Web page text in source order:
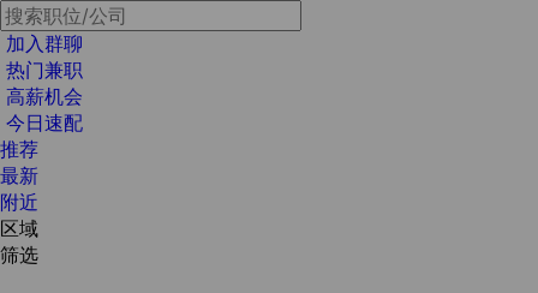
加入群聊
热门兼职
高薪机会
今日速配
推荐
最新
附近
区域
筛选